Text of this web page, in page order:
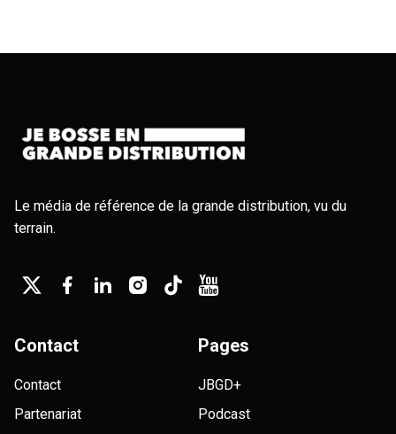
Le média de référence de la grande distribution, vu du
terrain.
Contact
Contact
Partenariat
Pages
JBGD+
Podcast